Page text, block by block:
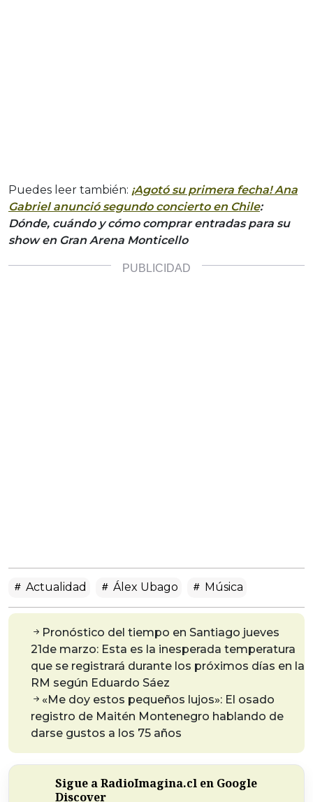
Puedes leer también: ¡Agotó su primera fecha! Ana
Gabriel anunció segundo concierto en Chile:
Dónde, cuándo y cómo comprar entradas para su
show en Gran Arena Monticello
Actualidad Álex Ubago Música
Pronóstico del tiempo en Santiago jueves
21de marzo: Esta es la inesperada temperatura
que se registrará durante los próximos días en la
RM según Eduardo Sáez
«Me doy estos pequeños lujos»: El osado
registro de Maitén Montenegro hablando de
darse gustos a los 75 años
Sigue a RadioImagina.cl en Google
Discover